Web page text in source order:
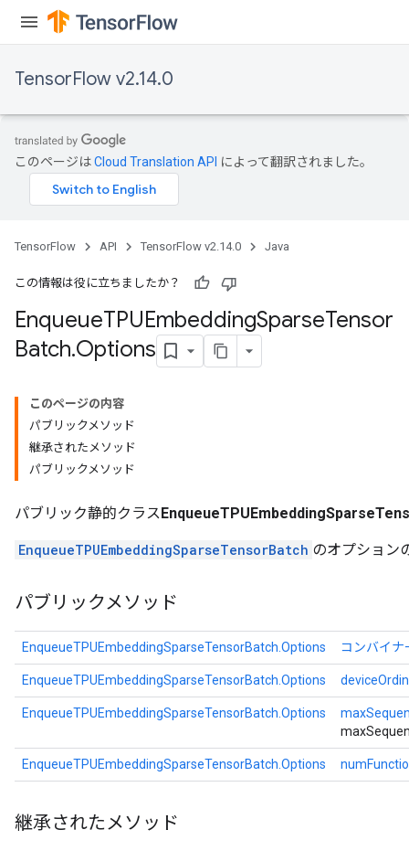
TensorFlow v2.14.0
このページはCloud Translation API によって翻訳されました。
TensorFlow API TensorFlow v2.14.0 Java
この情報は役に立ちましたか？
EnqueueTPUEmbeddingSparseTensor
Batch.Options
このページの内容
パブリックメソッド
継承されたメソッド
パブリックメソッド
パブリック静的クラス
EnqueueTPUEmbeddingSparseTensorBatch のオプション
パブリックメソッド
EnqueueTPUEmbeddingSparseTensorBatch.Options コンバイナ
EnqueueTPUEmbeddingSparseTensorBatch.Options
EnqueueTPUEmbeddingSparseTensorBatch.Options
EnqueueTPUEmbeddingSparseTensorBatch.Options
継承されたメソッド